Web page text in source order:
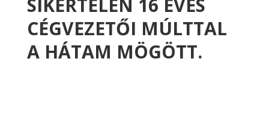
SIKERTELEN 16 ÉVES
CÉGVEZETŐI MÚLTTAL
A HÁTAM MÖGÖTT.